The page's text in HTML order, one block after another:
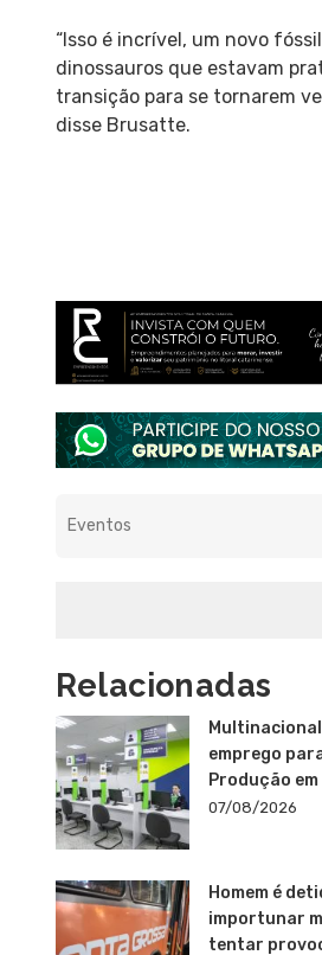
“Isso é incrível, um novo
dinossauros que estavam
transição para se tornarem
disse Brusatte.
Relacionadas
emprego
Produção
07/08/2026
Homem é
importunar
tentar